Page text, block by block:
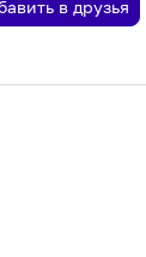
в друзья